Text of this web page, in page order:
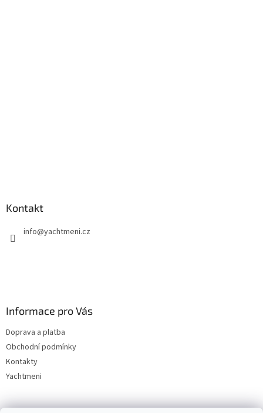
Kontakt
info@yachtmeni.cz
Informace pro Vás
Doprava a platba
Obchodní podmínky
Kontakty
Yachtmeni